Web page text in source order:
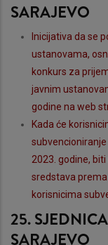
SARAJEVO
Inicijativa da se
ustanovama,
konkurs za
javnim
godine na web
Kada će
2023. godine,
sredstava
korisnicima
25.
SARAJEVO